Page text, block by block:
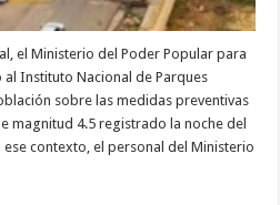
el Ministerio del Poder Popular para
al Instituto Nacional de Parques
sobre las medidas preventivas
magnitud 4.5 registrado la noche del
contexto, el personal del Ministerio